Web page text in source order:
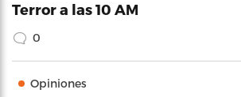
Terror a las 10 AM
0
Opiniones